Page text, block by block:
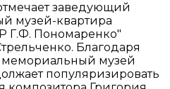
заведующий
музей-квартира
Г.Ф. Пономаренко"
Благодаря
музей
популяризировать